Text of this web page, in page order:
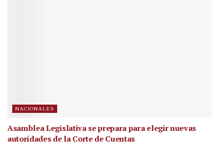
NACIONALES
Asamblea Legislativa se prepara para elegir nuevas
autoridades de la Corte de Cuentas